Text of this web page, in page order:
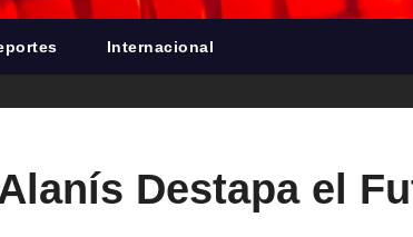
Internacional
Destapa el